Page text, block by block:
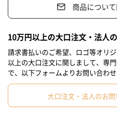
透き通った“透明グラス”に入
商品につい
10万円以上の大口注文・法人
請求書払いのご希望、ロゴ等オリ
以上の大口注文に関しまして、専
で、以下フォームよりお問い合わせ
大口注文・法人のお